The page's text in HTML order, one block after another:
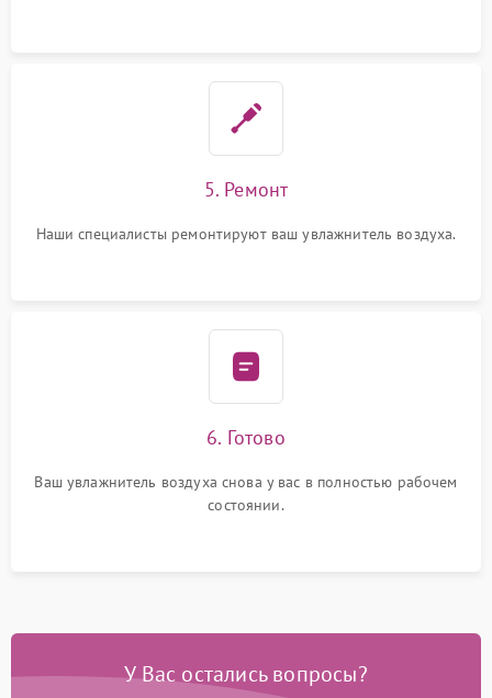
5. Ремонт
Наши специалисты ремонтируют ваш увлажнитель воздуха.
6. Готово
Ваш увлажнитель воздуха снова у вас в полностью рабочем
состоянии.
У Вас остались вопросы?